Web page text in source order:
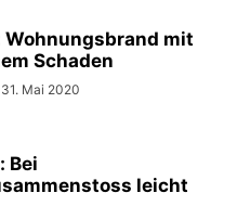
Wohnungsbrand mit
Schaden
31. Mai 2020
Bei
leicht